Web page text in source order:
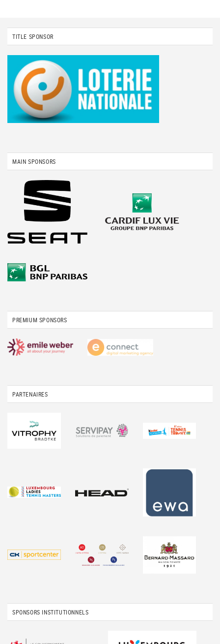
TITLE SPONSOR
MAIN SPONSORS
PREMIUM SPONSORS
PARTENAIRES
SPONSORS INSTITUTIONNELS